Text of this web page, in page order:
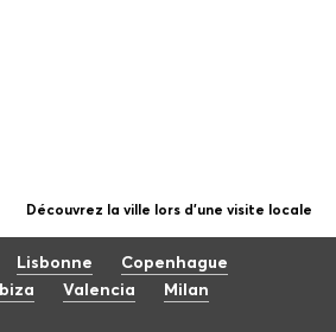
Découvrez la ville lors d'une visite locale
Lisbonne
Copenhague
Ibiza Valencia
Milan